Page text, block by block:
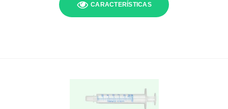
CARACTERÍSTICAS